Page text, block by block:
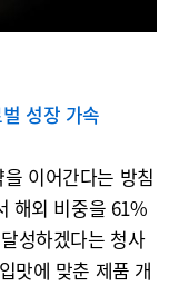
성장 가속
이어간다는 방침
해외 비중을 61%
성하겠다는 청사
맛에 맞춘 제품 개